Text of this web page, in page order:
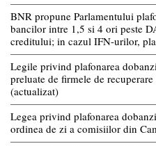
BNR propune Parlamentului
bancilor intre 1,5 si 4 ori peste
creditului; in cazul IFN-urilor,
Legile privind plafonarea
preluate de firmele de
(actualizat)
Legea privind plafonarea
ordinea de zi a comisiilor din